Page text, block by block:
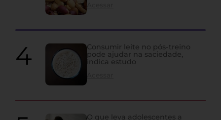
Consumir leite no pós-treino
pode ajudar na saciedade,
indica estudo
O que leva adolescentes a